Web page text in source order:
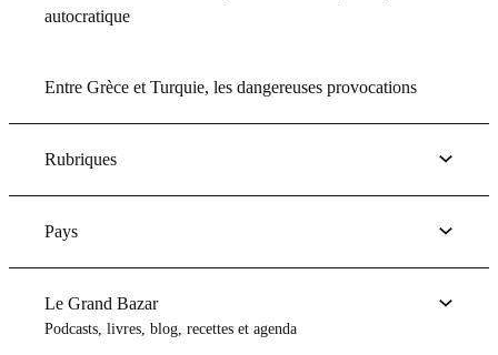
autocratique
Entre Grèce et Turquie, les dangereuses provocations
Rubriques
Pays
Le Grand Bazar
Podcasts, livres, blog, recettes et agenda